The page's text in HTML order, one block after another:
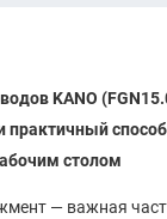
KANO
практичный
столом
— важная